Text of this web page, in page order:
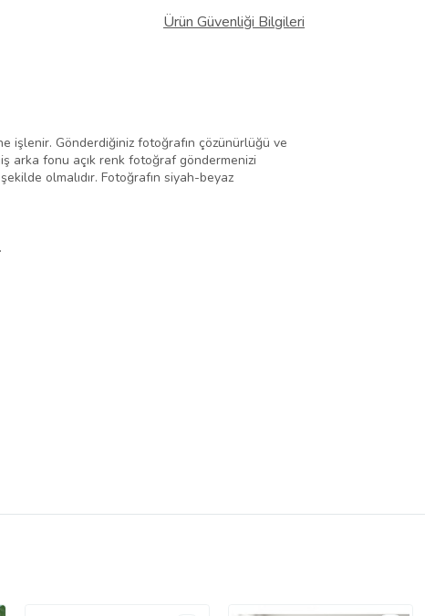
Ürün Güvenliği Bilgileri
işlenir. Gönderdiğiniz fotoğrafın çözünürlüğü ve
arka fonu açık renk fotoğraf göndermenizi
olmalıdır. Fotoğrafın siyah-beyaz